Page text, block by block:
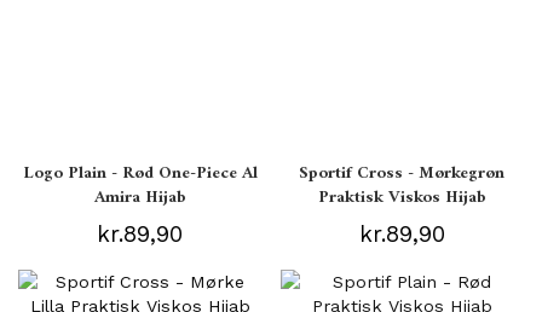
Logo Plain - Rød One-Piece Al
Amira Hijab
kr.89,90
Sportif Cross - Mørkegrøn
Praktisk Viskos Hijab
kr.89,90